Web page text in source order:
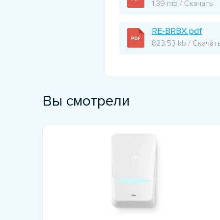
1.39 mb / Скачать
RE-BRBX.pdf
823.53 kb /
Вы смотрели